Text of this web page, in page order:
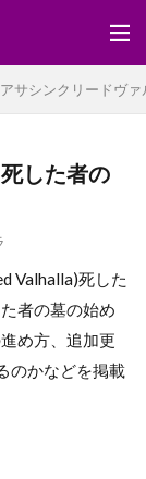
アサシンクリードヴ
した者の
Valhalla)死した
者の墓の始め
め方、追加更
のかなどを掲載